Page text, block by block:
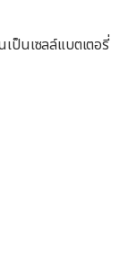
ป็นเซลล์แบตเตอรี่